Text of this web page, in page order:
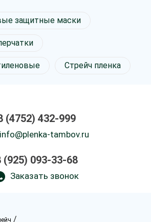
защитные маски
Стрейч пленка
(4752) 432-999
info@plenka-tambov.ru
(925) 093-33-68
Заказать звонок
/